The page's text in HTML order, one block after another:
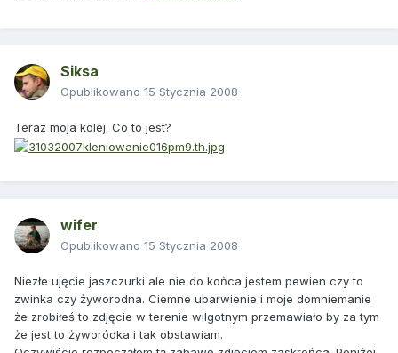
Siksa
Opublikowano 15 Stycznia 2008
Teraz moja kolej. Co to jest?
wifer
Opublikowano 15 Stycznia 2008
Niezłe ujęcie jaszczurki ale nie do końca jestem pewien czy to
zwinka czy żyworodna. Ciemne ubarwienie i moje domniemanie
że zrobiłeś to zdjęcie w terenie wilgotnym przemawiało by za tym
że jest to żyworódka i tak obstawiam.